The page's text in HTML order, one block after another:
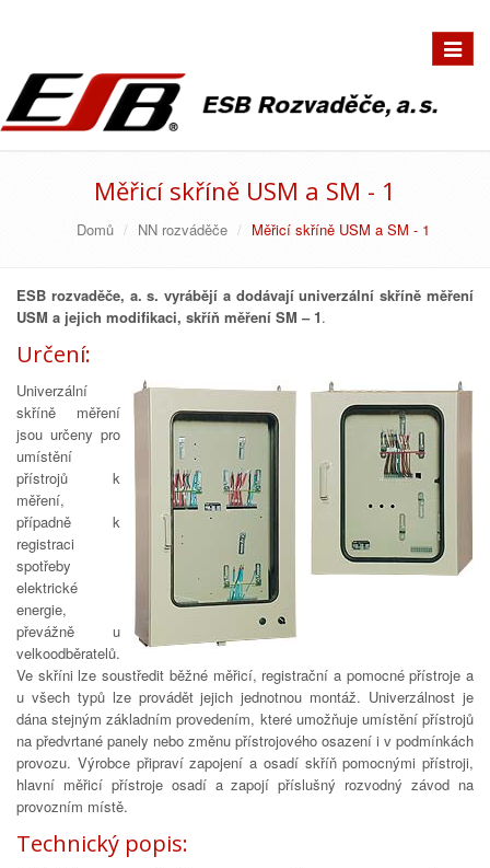
Měřicí skříně USM a SM - 1
Domů NN rozváděče Měřicí skříně USM a SM - 1
ESB rozvaděče, a. s. vyrábějí a dodávají univerzální skříně měření
USM a jejich modifikaci, skříň měření SM – 1.
Určení:
Univerzální
skříně měření
jsou určeny pro
umístění
přístrojů k
měření,
případně k
registraci
spotřeby
elektrické
energie,
převážně u
velkoodběratelů.
Ve skříni lze soustředit běžné měřicí, registrační a pomocné přístroje a
u všech typů lze provádět jejich jednotnou montáž. Univerzálnost je
dána stejným základním provedením, které umožňuje umístění přístrojů
na předvrtané panely nebo změnu přístrojového osazení i v podmínkách
provozu. Výrobce připraví zapojení a osadí skříň pomocnými přístroji,
hlavní měřicí přístroje osadí a zapojí příslušný rozvodný závod na
provozním místě.
Technický popis: